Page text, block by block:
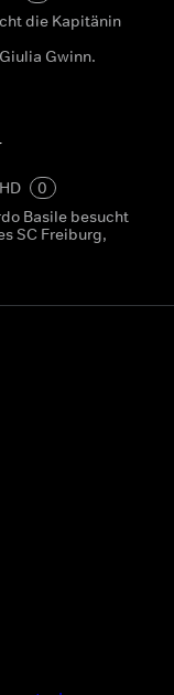
die Kapitänin
Gwinn.
HD
0
Basile besucht
SC Freiburg,